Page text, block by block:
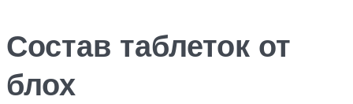
Состав таблеток от
блох